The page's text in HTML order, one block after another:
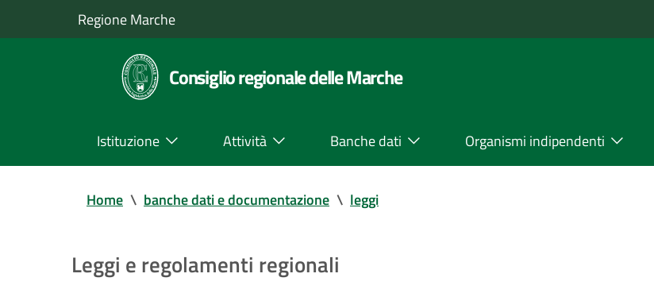
Regione Marche
Consiglio regionale delle Marche
Istituzione Attività Banche dati Organismi indipendenti
Home \ banche dati e documentazione \ leggi
Leggi e regolamenti regionali